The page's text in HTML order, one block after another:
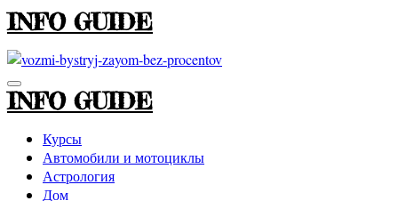
INFO GUIDE
INFO GUIDE
Курсы
Автомобили и мотоциклы
Астрология
Дом